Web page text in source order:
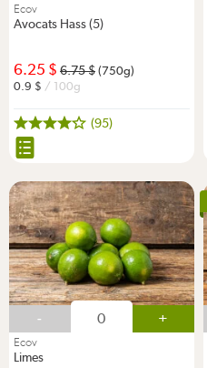
Ecov
Avocats Hass (5)
6.25 6.75
(750g)
0.9
/ 100g
(95)
- +
Ecov
Limes